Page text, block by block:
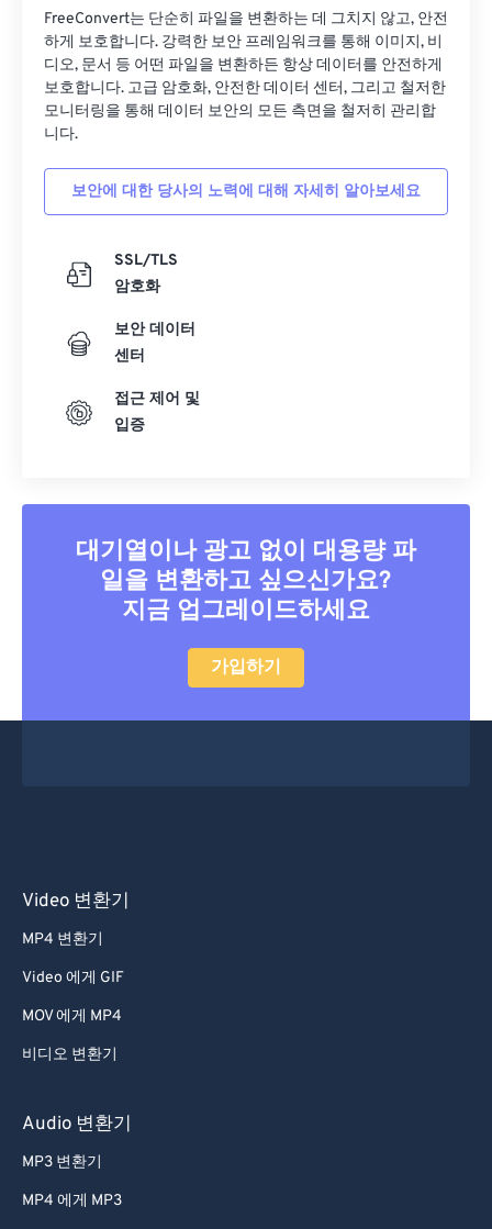
FreeConvert는 단순히 파일을 변환하는 데 그치지 않고, 안전
하게 보호합니다. 강력한 보안 프레임워크를 통해 이미지, 비
디오, 문서 등 어떤 파일을 변환하든 항상 데이터를 안전하게
보호합니다. 고급 암호화, 안전한 데이터 센터, 그리고 철저한
모니터링을 통해 데이터 보안의 모든 측면을 철저히 관리합
니다.
보안에 대한 당사의 노력에 대해 자세히 알아보세요
SSL/TLS
암호화
보안 데이터
센터
접근 제어 및
입증
대기열이나 광고 없이 대용량 파
일을 변환하고 싶으신가요?
지금 업그레이드하세요
가입하기
Video 변환기
MP4 변환기
Video 에게 GIF
MOV 에게 MP4
비디오 변환기
Audio 변환기
MP3 변환기
MP4 에게 MP3